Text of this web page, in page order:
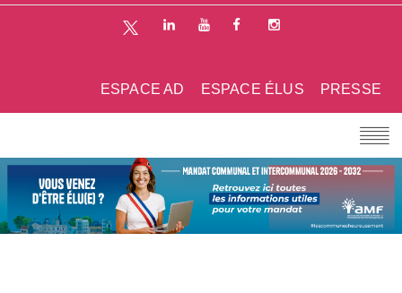
PRESSE
ESPACE ÉLUS
ESPACE AD